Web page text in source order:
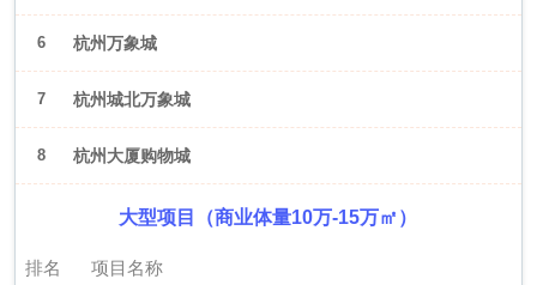
6 杭州万象城
7 杭州城北万象城
8 杭州大厦购物城
大型项目（商业体量10万-15万㎡）
排名 项目名称